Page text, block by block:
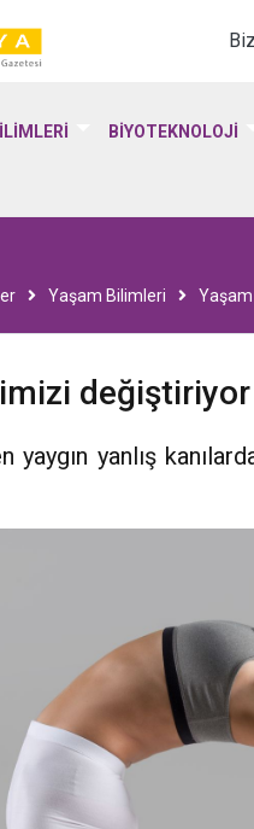
BİYOTEKNOLOJİ
Yaşam Bilimleri Yaşam
değiştiriyor
yaygın yanlış